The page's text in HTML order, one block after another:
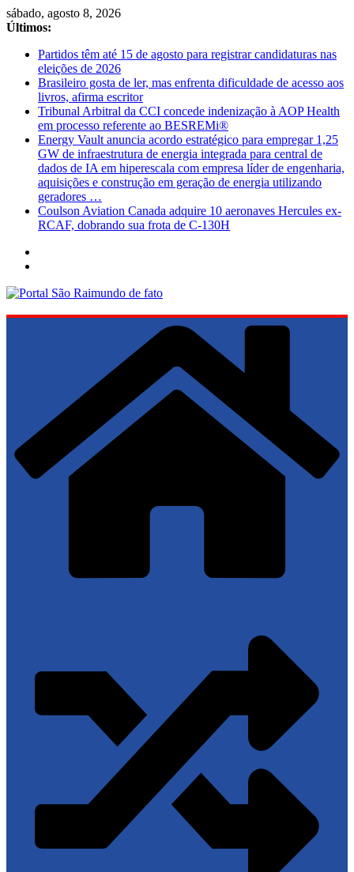
Pular
para
conteúdo
sábado, agosto 8, 2026
Últimos:
Partidos têm até 15 de agosto para registrar candidaturas nas
eleições de 2026
Brasileiro gosta de ler, mas enfrenta dificuldade de acesso aos
livros, afirma escritor
Tribunal Arbitral da CCI concede indenização à AOP Health
em processo referente ao BESREMi®
Energy Vault anuncia acordo estratégico para empregar 1,25
GW de infraestrutura de energia integrada para central de
dados de IA em hiperescala com empresa líder de engenharia,
aquisições e construção em geração de energia utilizando
geradores …
Coulson Aviation Canada adquire 10 aeronaves Hercules ex-
RCAF, dobrando sua frota de C-130H